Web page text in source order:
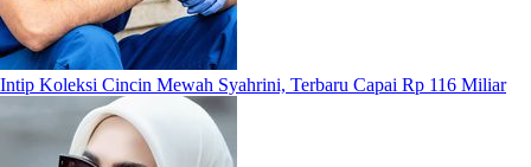
Intip Koleksi Cincin Mewah Syahrini, Terbaru Capai Rp 116 Miliar